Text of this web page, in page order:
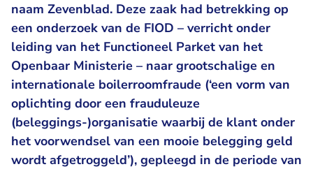
naam Zevenblad. Deze zaak had betrekking op
een onderzoek van de FIOD – verricht onder
leiding van het Functioneel Parket van het
Openbaar Ministerie – naar grootschalige en
internationale boilerroomfraude (‘een vorm van
oplichting door een frauduleuze
(beleggings-)organisatie waarbij de klant onder
het voorwendsel van een mooie belegging geld
wordt afgetroggeld’), gepleegd in de periode van